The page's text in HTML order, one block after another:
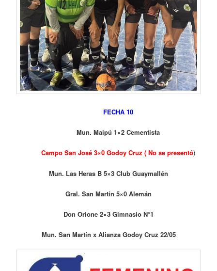
FECHA 10
Mun. Maipú 1×2 Cementista
Campo San José 3×0 Godoy Cruz ( No se presentó)
Mun. Las Heras B 5×3 Club Guaymallén
Gral. San Martín 5×0 Alemán
Don Orione 2×3 Gimnasio N°1
Mun. San Martín x Alianza Godoy Cruz 22/05